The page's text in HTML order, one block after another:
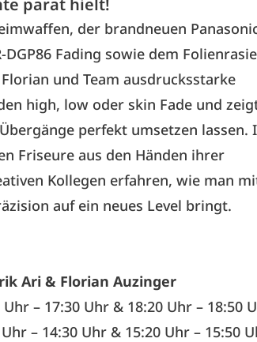
parat hielt!
der brandneuen
DGP86 Fading sowie dem
und Team ausdrucksstarke
high, low oder skin Fade und
perfekt umsetzen lassen.
Friseure aus den Händen ihrer
Kollegen erfahren, wie man
auf ein neues Level bringt.
Ari & Florian Auzinger
– 17:30 Uhr & 18:20 Uhr – 18:50
– 14:30 Uhr & 15:20 Uhr – 15:50